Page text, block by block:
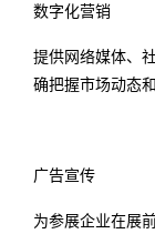
数字化营销
提供网络媒体、
确把握市场动态
广告宣传
为参展企业在展